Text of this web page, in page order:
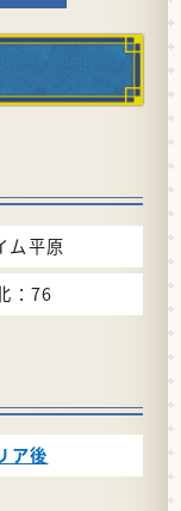
ム平原
：76
ア後